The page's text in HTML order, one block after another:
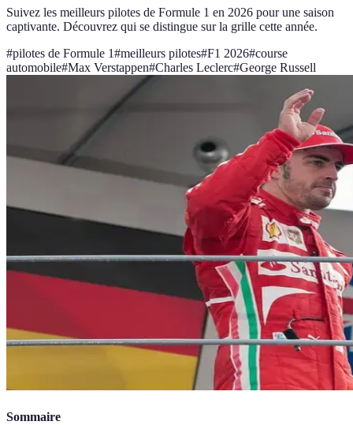
Suivez les meilleurs pilotes de Formule 1 en 2026 pour une saison
captivante. Découvrez qui se distingue sur la grille cette année.
#pilotes de Formule 1#meilleurs pilotes#F1 2026#course
automobile#Max Verstappen#Charles Leclerc#George Russell
Sommaire